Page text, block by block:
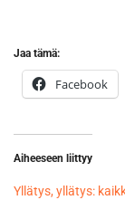
Jaa tämä:
Facebook
Aiheeseen liittyy
Yllätys, yllätys: